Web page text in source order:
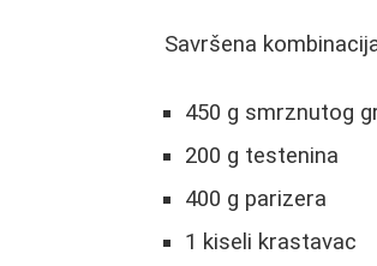
Savršena
450 g smrznutog
200 g testenina
400 g parizera
1 kiseli krastavac